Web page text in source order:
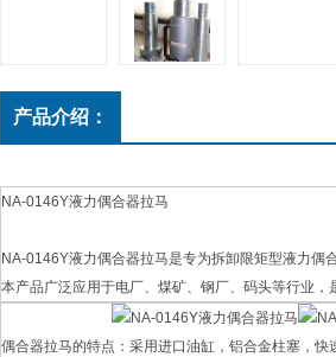
产品介绍：
NA-0146Y液力偶合器拉马
NA-0146Y液力偶合器拉马是专为拆卸限矩型液力偶
本产品广泛应用于电厂、煤矿、钢厂、码头等行业，
偶合器拉马的特点：采用进口油缸，铝合金柱塞，快